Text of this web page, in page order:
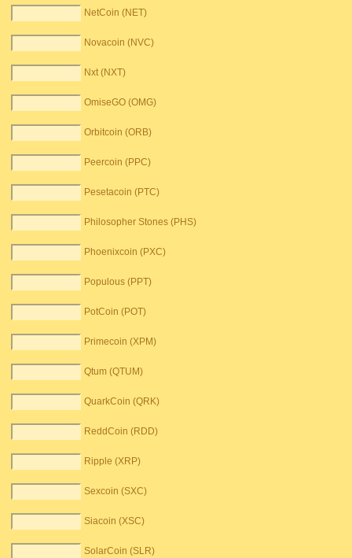
NetCoin (NET)
Novacoin (NVC)
Nxt (NXT)
OmiseGO (OMG)
Orbitcoin (ORB)
Peercoin (PPC)
Pesetacoin (PTC)
Philosopher Stones (PHS)
Phoenixcoin (PXC)
Populous (PPT)
PotCoin (POT)
Primecoin (XPM)
Qtum (QTUM)
QuarkCoin (QRK)
ReddCoin (RDD)
Ripple (XRP)
Sexcoin (SXC)
Siacoin (XSC)
SolarCoin (SLR)